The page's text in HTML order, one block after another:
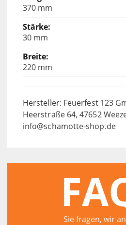
370 mm
30 mm
220 mm
Hersteller: Feuerfest 123
Heerstraße 64, 47652
info@schamotte-shop.de
Sie fragen, wir